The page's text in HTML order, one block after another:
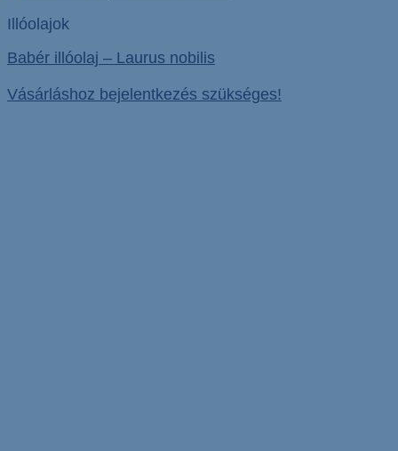
Illóolajok
Babér illóolaj – Laurus nobilis
Vásárláshoz bejelentkezés szükséges!